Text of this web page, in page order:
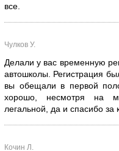
все.
Чулков У.
Делали у вас временную
автошколы. Регистрация
вы обещали в первой
хорошо, несмотря на
легальной, да и спасибо за
Кочин Л.